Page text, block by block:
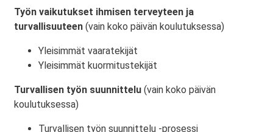
Työn vaikutukset ihmisen terveyteen ja
turvallisuuteen (vain koko päivän koulutuksessa)
Yleisimmät vaaratekijät
Yleisimmät kuormitustekijät
Turvallisen työn suunnittelu (vain koko päivän
koulutuksessa)
Turvallisen työn suunnittelu -prosessi